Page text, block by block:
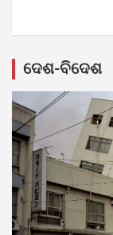
ଦେଶ-ବିଦେଶ